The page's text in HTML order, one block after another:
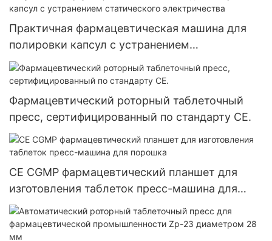
Практичная фармацевтическая машина для
полировки капсул с устранением
статического электричества
Фармацевтический роторный таблеточный
пресс, сертифицированный по стандарту CE.
CE CGMP фармацевтический планшет для
изготовления таблеток пресс-машина для
порошка